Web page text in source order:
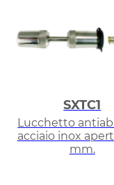
SXTC1
Lucchetto
acciaio inox
mm.